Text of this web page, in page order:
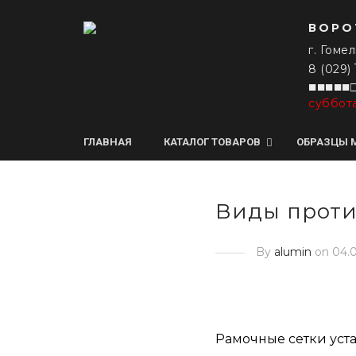
г.
8 (029)
ГЛАВНАЯ КАТАЛОГ ТОВАРОВ ОБРАЗЦЫ
Виды
By alumin on
Рамочные сетки